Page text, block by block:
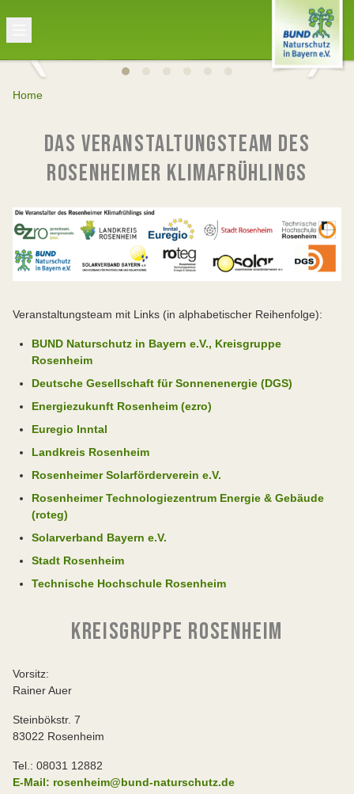
Home
DAS VERANSTALTUNGSTEAM DES
ROSENHEIMER KLIMAFRÜHLINGS
Veranstaltungsteam mit Links (in alphabetischer Reihenfolge):
BUND Naturschutz in Bayern e.V., Kreisgruppe
Rosenheim
Deutsche Gesellschaft für Sonnenenergie (DGS)
Energiezukunft Rosenheim (ezro)
Euregio Inntal
Landkreis Rosenheim
Rosenheimer Solarförderverein e.V.
Rosenheimer Technologiezentrum Energie & Gebäude
(roteg)
Solarverband Bayern e.V.
Stadt Rosenheim
Technische Hochschule Rosenheim
KREISGRUPPE ROSENHEIM
Vorsitz:
Rainer Auer
Steinbökstr. 7
83022 Rosenheim
Tel.: 08031 12882
E-Mail: rosenheim@bund-naturschutz.de